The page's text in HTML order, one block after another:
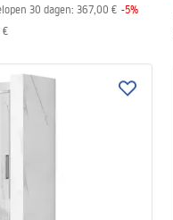
30 dagen: 367,00 € -5%
€